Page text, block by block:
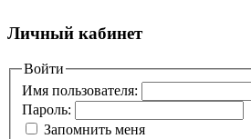
Добавить комментарий
Ваш адрес email не будет опубликован.
помечены*
Комментарий*
Личный кабинет
Войти
Имя пользователя:
Пароль:
Запомнить меня